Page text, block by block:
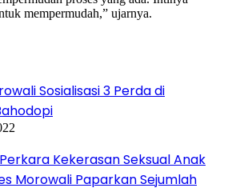
mempermudah,” ujarnya.
Sosialisasi 3 Perda di
Kekerasan Seksual Anak
Morowali Paparkan Sejumlah